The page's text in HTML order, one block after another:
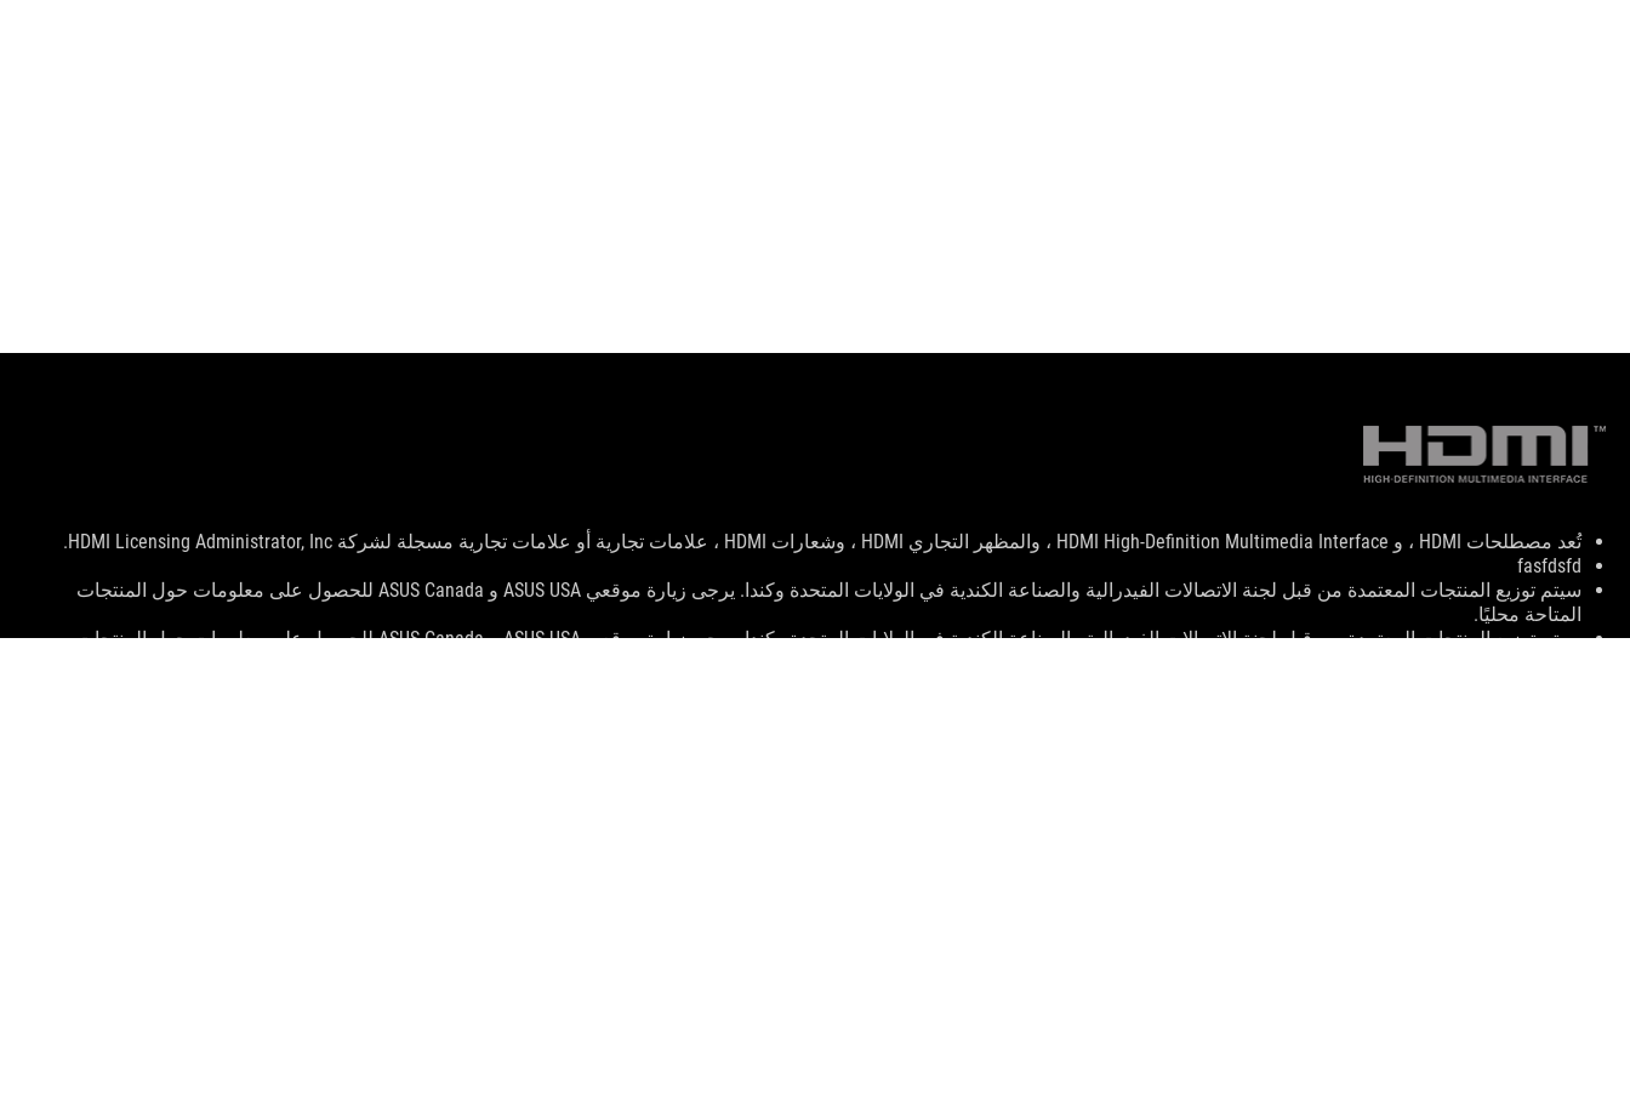
Disclaimer
تُعد مصطلحات HDMI ، و HDMI High-Definition Multimedia Interface ، والمظهر التجاري HDMI ، وشعارات HDMI ، علامات تجارية أو علامات تجارية مسجلة لشركة HDMI Licensing Administrator, Inc.
fasfdsfd
سيتم توزيع المنتجات المعتمدة من قبل لجنة الاتصالات الفيدرالية والصناعة الكندية في الولايات المتحدة وكندا. يرجى زيارة موقعي ASUS USA و ASUS Canada للحصول على معلومات حول المنتجات
المتاحة محليًا.
سيتم توزيع المنتجات المعتمدة من قبل لجنة الاتصالات الفيدرالية والصناعة الكندية في الولايات المتحدة وكندا. يرجى زيارة موقعي ASUS USA و ASUS Canada للحصول على معلومات حول المنتجات